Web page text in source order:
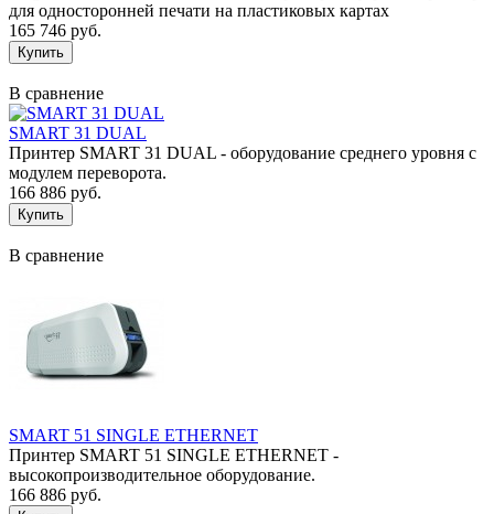
для односторонней печати на пластиковых картах
165 746 руб.
В сравнение
SMART 31 DUAL
Принтер SMART 31 DUAL - оборудование среднего уровня с
модулем переворота.
166 886 руб.
В сравнение
SMART 51 SINGLE ETHERNET
Принтер SMART 51 SINGLE ETHERNET -
высокопроизводительное оборудование.
166 886 руб.